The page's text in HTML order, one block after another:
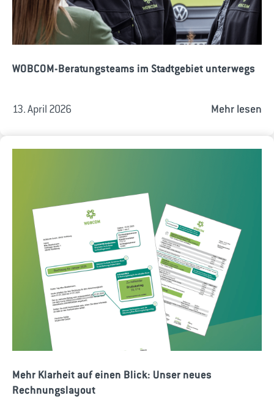
WOBCOM-Beratungsteams im Stadtgebiet unterwegs
13. April 2026 Mehr lesen
Mehr Klarheit auf einen Blick: Unser neues
Rechnungslayout